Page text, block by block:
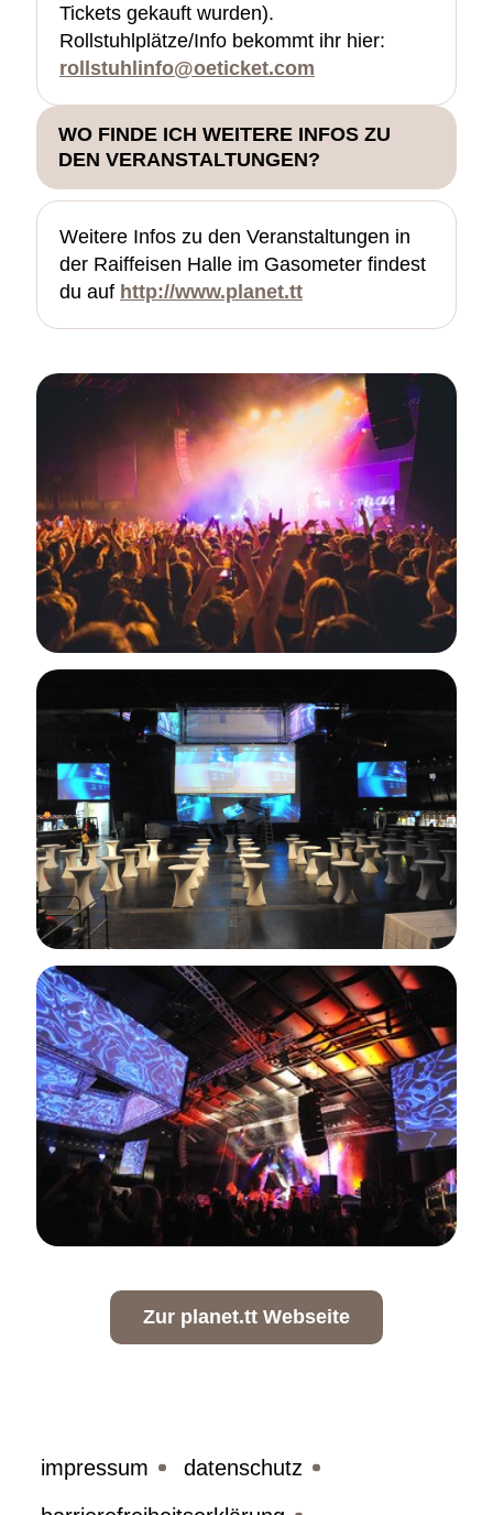
Tickets gekauft wurden).
Rollstuhlplätze/Info bekommt ihr hier:
rollstuhlinfo@oeticket.com
WO FINDE ICH WEITERE INFOS ZU
DEN VERANSTALTUNGEN?
Weitere Infos zu den Veranstaltungen in
der Raiffeisen Halle im Gasometer findest
du auf http://www.planet.tt
Zur planet.tt Webseite(öffnet in
impressum
datenschutz